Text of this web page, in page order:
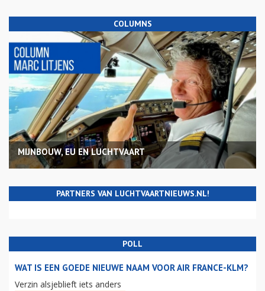
COLUMNS
MIJNBOUW, EU EN LUCHTVAART
PARTNERS VAN LUCHTVAARTNIEUWS.NL!
POLL
WAT IS EEN GOEDE NIEUWE NAAM VOOR AIR FRANCE-KLM?
Verzin alsjeblieft iets anders